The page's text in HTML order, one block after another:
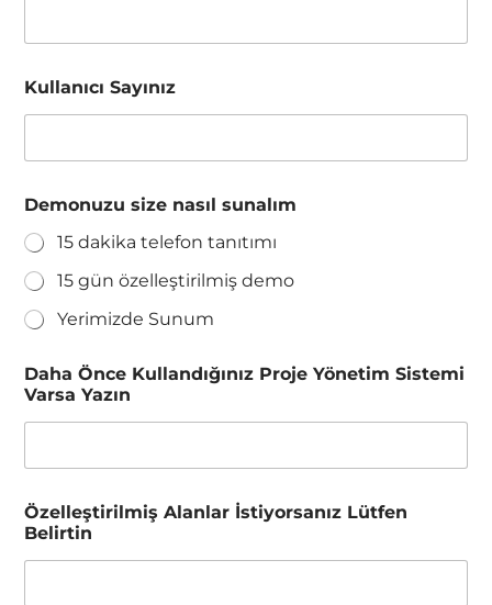
Kullanıcı Sayınız
a
s
ı
l
A
l
a
l
a
r
j
e
Demonuzu size nasıl sunalım
15 dakika telefon tanıtımı
15 gün özelleştirilmiş demo
Yerimizde Sunum
Daha Önce Kullandığınız Proje Yönetim Sistemi
Varsa Yazın
Özelleştirilmiş Alanlar İstiyorsanız Lütfen
Belirtin